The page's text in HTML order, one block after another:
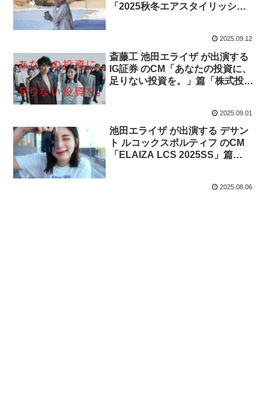
「2025秋冬エアスタイリッシュ
2025.09.12
斎藤工 池田エライザ が出演する
IG証券 のCM「あなたの投資に、
足りない投資を。」篇「株式投資
2025.09.01
池田エライザ が出演する デサン
ト ルコックスポルティフ のCM
「ELAIZA LCS 2025SS」篇
2025.08.06